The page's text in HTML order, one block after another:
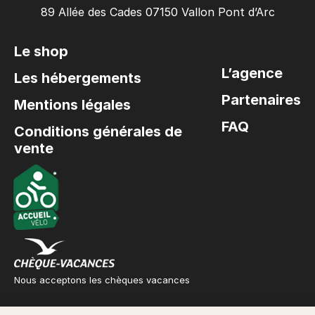
89 Allée des Cades 07150 Vallon Pont d’Arc
Le shop
Les hébergements
Mentions légales
Conditions générales de
vente
L’agence
Partenaires
FAQ
Nous acceptons les chèques vacances